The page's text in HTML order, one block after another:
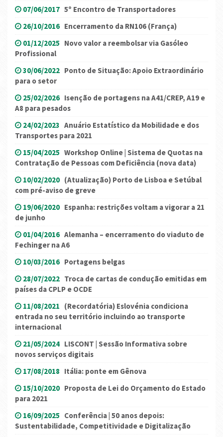
07/06/2017 5º Encontro de Transportadores
26/10/2016 Encerramento da RN106 (França)
01/12/2025 Novo valor a reembolsar via Gasóleo
Profissional
30/06/2022 Ponto de Situação: Apoio Extraordinário
para o setor
25/02/2026 Isenção de portagens na A41/CREP, A19 e
A8 para pesados
24/02/2023 Anuário Estatístico da Mobilidade e dos
Transportes para 2021
15/04/2025 Workshop Online | Sistema de Quotas na
Contratação de Pessoas com Deficiência (nova data)
10/02/2020 (Atualização) Porto de Lisboa e Setúbal
com pré-aviso de greve
19/06/2020 Espanha: restrições voltam a vigorar a 21
de junho
01/04/2016 Alemanha – encerramento do viaduto de
Fechinger na A6
10/03/2016 Portagens belgas
28/07/2022 Troca de cartas de condução emitidas em
países da CPLP e OCDE
11/08/2021 (Recordatória) Eslovénia condiciona
entrada no seu território incluindo ao transporte
internacional
21/05/2024 LISCONT | Sessão Informativa sobre
novos serviços digitais
17/08/2018 Itália: ponte em Gênova
15/10/2020 Proposta de Lei do Orçamento do Estado
para 2021
16/09/2025 Conferência | 50 anos depois:
Sustentabilidade, Competitividade e Digitalização